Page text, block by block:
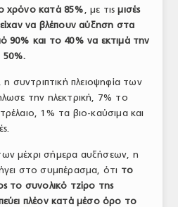
χρόνο κατά 85% , με τιςμισές
να βλέπουν αύξηση στα
90% και το 40% να εκτιμά την
50%.
η συντριπτική πλειοψηφία των
την ηλεκτρική, 7% το
1% τα βιο-καύσιμα και
μέχρι σήμερα αυξήσεων, η
στο συμπέρασμα, ότι το
το συνολικό τζίρο της
πλέον κατά μέσο όρο το